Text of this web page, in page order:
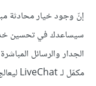
إنّ وجود خيار
سيساعدك في تحسين
الجدار والرسائل
مكمّل لـ LiveChat ليعالج هذا الأمر.